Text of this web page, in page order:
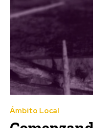
Ámbito Local